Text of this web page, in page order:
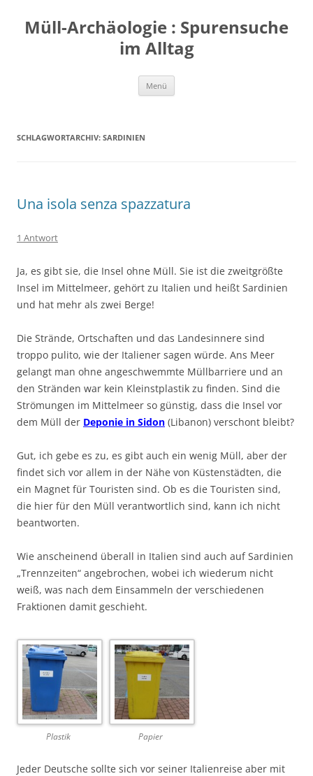
springen
Müll-Archäologie : Spurensuche
im Alltag
Menü
SCHLAGWORTARCHIV: SARDINIEN
Una isola senza spazzatura
1 Antwort
Ja, es gibt sie, die Insel ohne Müll. Sie ist die zweitgrößte
Insel im Mittelmeer, gehört zu Italien und heißt Sardinien
und hat mehr als zwei Berge!
Die Strände, Ortschaften und das Landesinnere sind
troppo pulito, wie der Italiener sagen würde. Ans Meer
gelangt man ohne angeschwemmte Müllbarriere und an
den Stränden war kein Kleinstplastik zu finden. Sind die
Strömungen im Mittelmeer so günstig, dass die Insel vor
dem Müll der Deponie in Sidon (Libanon) verschont bleibt?
Gut, ich gebe es zu, es gibt auch ein wenig Müll, aber der
findet sich vor allem in der Nähe von Küstenstädten, die
ein Magnet für Touristen sind. Ob es die Touristen sind,
die hier für den Müll verantwortlich sind, kann ich nicht
beantworten.
Wie anscheinend überall in Italien sind auch auf Sardinien
„Trennzeiten“ angebrochen, wobei ich wiederum nicht
weiß, was nach dem Einsammeln der verschiedenen
Fraktionen damit geschieht.
Plastik Papier
Jeder Deutsche sollte sich vor seiner Italienreise aber mit